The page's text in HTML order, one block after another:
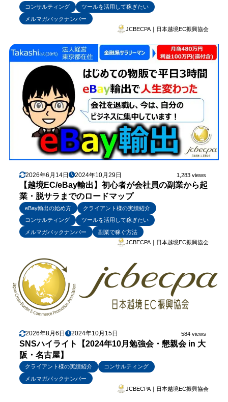
コンサルティング
ツールを活用して稼ぎたい
メルマガバックナンバー
JCBECPA｜日本越境EC振興協会
2026年6月14日 2024年10月29日 1,283 views
【越境EC/eBay輸出】初心者が会社員の副業から起
業・脱サラまでのロードマップ
eBay輸出の始め方
クライアント様の実績紹介
コンサルティング
ツールを活用して稼ぎたい
メルマガバックナンバー
副業で稼ぐ方法
JCBECPA｜日本越境EC振興協会
2026年8月6日 2024年10月15日 584 views
SNSハイライト【2024年10月勉強会・懇親会 in 大
阪・名古屋】
クライアント様の実績紹介
コンサルティング
メルマガバックナンバー
JCBECPA｜日本越境EC振興協会